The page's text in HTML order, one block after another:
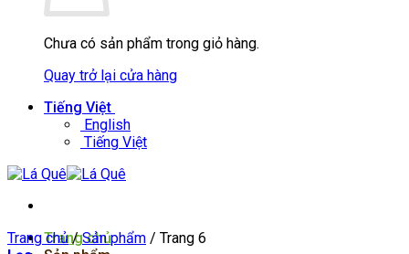
Chưa có sản phẩm trong giỏ hàng.
Quay trở lại cửa hàng
Tiếng Việt
English
Tiếng Việt
Trang chủ
Trang chủ / Sản phẩm / Trang 6